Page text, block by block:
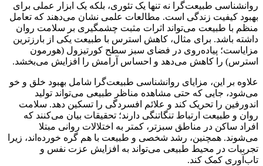
روانشناسی طبیعت‌گرا نه تنها یک تئوری، بلکه یک ابزار عملی برای
بهبود کیفیت زندگی است. مطالعات علمی نشان می‌دهند که تعامل
منظم با طبیعت می‌تواند اثرات مثبت چشمگیری بر سلامت روان
داشته باشد. برای مثال، کاهش استرس با طبیعت یکی از بارزترین
مزایاست؛ پیاده‌روی در فضای سبز سطح کورتیزول (هورمون
استرس) را کاهش می‌دهد و احساس آرامش را افزایش می‌بخشد.
علاوه بر این، مزایای روانشناسی طبیعت‌گرا شامل بهبود خلق و خو
می‌شود، جایی که حتی مشاهده مناظر طبیعی می‌تواند تولید
اندورفین را تحریک کند و علائم افسردگی را تسکین دهد. سلامت
روان و طبیعت ارتباط تنگاتنگی دارند؛ تحقیقات بیان می‌کنند که
افراد ساکن در مناطق سبزتر، کمتر به اختلالات روانی مبتلا
می‌شوند. همچنین، رشد شخصی و طبیعت با هم گره خورده‌اند، زیرا
تجربیات در محیط طبیعی می‌تواند به افزایش عزت نفس و
تاب‌آوری کمک کند.